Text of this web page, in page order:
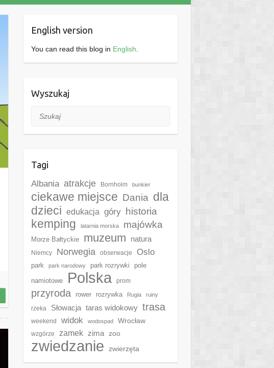
English version
You can read this blog in English
Wyszukaj
Szukaj
Tagi
Albania atrakcje Bornholm bunkier
ciekawe miejsce Dania dla
dzieci edukacja góry historia
kemping latarnia morska majówka
Morze Bałtyckie muzeum natura
Niemcy Norwegia obserwacje Oslo
park park narodowy park rozrywki
pole
namiotowe
Polska prom
przyroda rower rozrywka Rugia ruiny
rzeka Słowacja taras widokowy trasa
weekend widok wodospad Wrocław
wzgórze zamek zima zoo
zwiedzanie zwierzęta